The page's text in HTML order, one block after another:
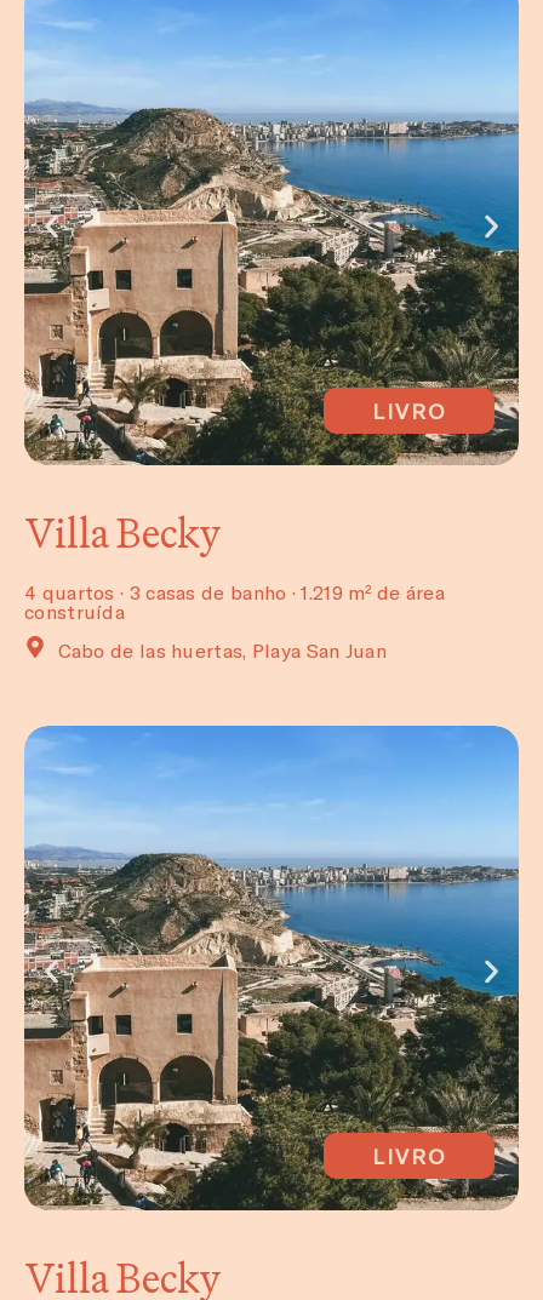
LIVRO
Villa Becky
4 quartos · 3 casas de banho · 1.219 m² de área
construída
Cabo de las huertas, Playa San Juan
LIVRO
Villa Becky